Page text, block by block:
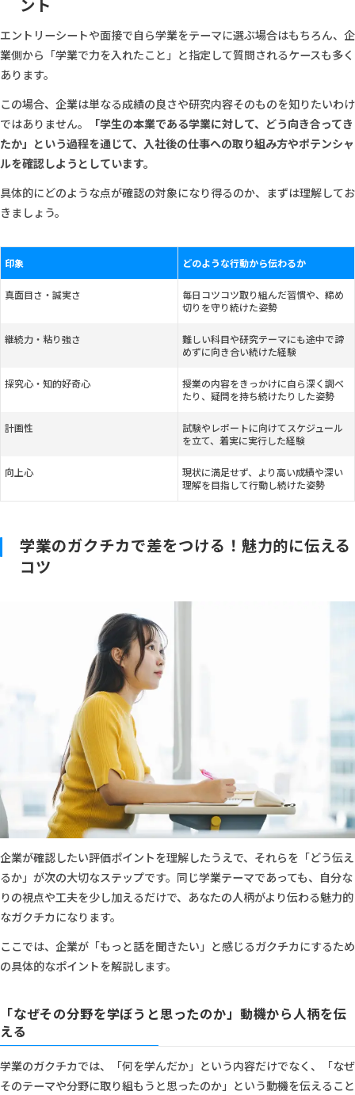
ント
エントリーシートや面接で自ら学業をテーマに選ぶ場合はもちろん、企
業側から「学業で力を入れたこと」と指定して質問されるケースも多く
あります。
この場合、企業は単なる成績の良さや研究内容そのものを知りたいわけ
ではありません。
「学生の本業である学業に対して、どう向き合ってき
たか」という過程を通じて、入社後の仕事への取り組み方やポテンシャ
ルを確認しようとしています。
具体的にどのような点が確認の対象になり得るのか、まずは理解してお
きましょう。
印象 どのような行動から伝わるか
真面目さ・誠実さ
毎日コツコツ取り組んだ習慣や、締め
切りを守り続けた姿勢
継続力・粘り強さ
難しい科目や研究テーマにも途中で諦
めずに向き合い続けた経験
探究心・知的好奇心
授業の内容をきっかけに自ら深く調べ
たり、疑問を持ち続けたりした姿勢
計画性
試験やレポートに向けてスケジュール
を立て、着実に実行した経験
向上心
現状に満足せず、より高い成績や深い
理解を目指して行動し続けた姿勢
学業のガクチカで差をつける！魅力的に伝える
コツ
企業が確認したい評価ポイントを理解したうえで、それらを「どう伝え
るか」が次の大切なステップです。同じ学業テーマであっても、自分な
りの視点や工夫を少し加えるだけで、あなたの人柄がより伝わる魅力的
なガクチカになります。
ここでは、企業が「もっと話を聞きたい」と感じるガクチカにするため
の具体的なポイントを解説します。
「なぜその分野を学ぼうと思ったのか」動機から人柄を伝
える
学業のガクチカでは、「何を学んだか」という内容だけでなく、「なぜ
そのテーマや分野に取り組もうと思ったのか」という動機を伝えること